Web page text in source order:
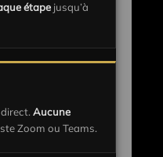
étape jusqu’à
direct.Aucune
Zoom ou Teams.